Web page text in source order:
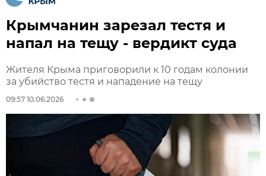
Крымчанин зарезал тестя и
напал на тещу - вердикт суда
Жителя Крыма приговорили к 10 годам колонии
за убийство тестя и нападение на тещу
09:57 10.06.2026